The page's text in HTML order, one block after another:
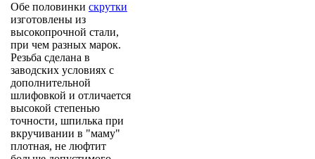
Обе половинки скрутки
изготовлены из
высокопрочной стали,
при чем разных марок.
Резьба сделана в
заводских условиях с
дополнительной
шлифовкой и отличается
высокой степенью
точности, шпилька при
вкручивании в "маму"
плотная, не люфтит